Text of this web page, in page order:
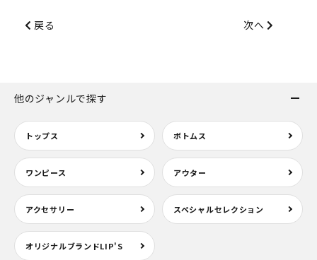
戻る 次へ
他のジャンルで探す
トップス ボトムス
ワンピース アウター
アクセサリー スペシャルセレクション
オリジナルブランドLIP'S